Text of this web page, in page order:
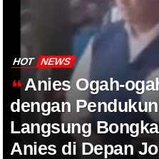
HOT NEWS
Anies Ogah-
dengan
Langsung
Anies di Depan